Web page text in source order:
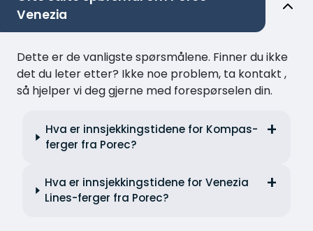
Venezia
Dette er de vanligste spørsmålene. Finner du ikke
det du leter etter? Ikke noe problem, ta kontakt ,
så hjelper vi deg gjerne med forespørselen din.
Hva er innsjekkingstidene for Kompas-
ferger fra Porec?
Hva er innsjekkingstidene for Venezia
Lines-ferger fra Porec?